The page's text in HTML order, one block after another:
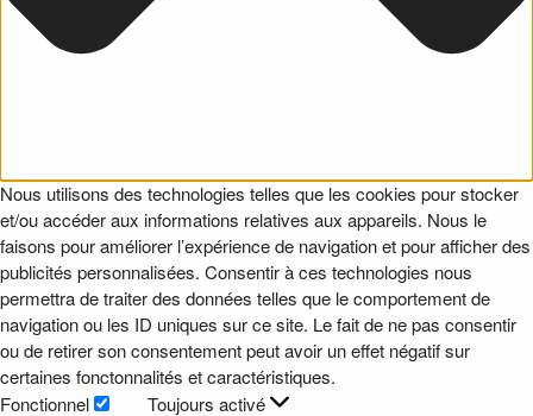
Nous utilisons des technologies telles que les cookies pour stocker
et/ou accéder aux informations relatives aux appareils. Nous le
faisons pour améliorer l’expérience de navigation et pour afficher des
publicités personnalisées. Consentir à ces technologies nous
permettra de traiter des données telles que le comportement de
navigation ou les ID uniques sur ce site. Le fait de ne pas consentir
ou de retirer son consentement peut avoir un effet négatif sur
certaines fonctonnalités et caractéristiques.
Fonctionnel
Toujours activé